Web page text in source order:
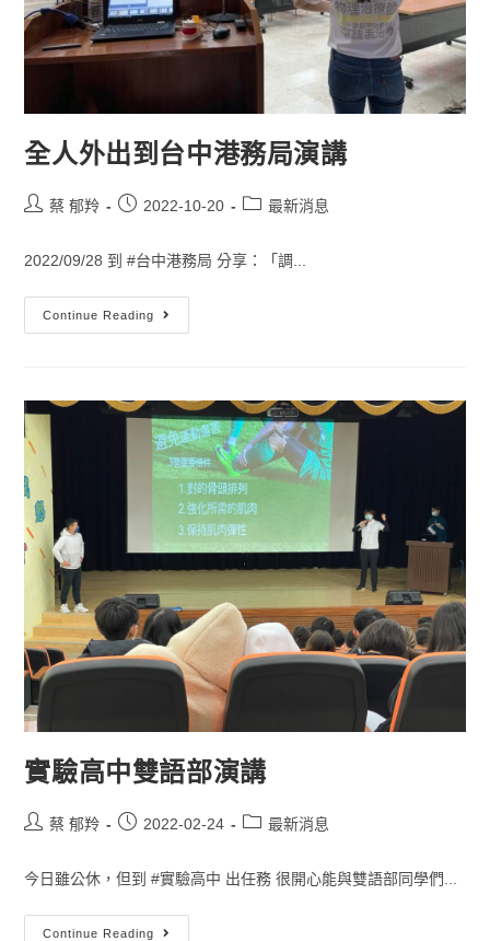
全人外出到台中港務局演講
蔡 郁羚 2022-10-20 最新消息
2022/09/28 到 #台中港務局 分享：「調...
Continue Reading
實驗高中雙語部演講
蔡 郁羚 2022-02-24 最新消息
今日雖公休，但到 #實驗高中 出任務 很開心能與雙語部同學們...
Continue Reading